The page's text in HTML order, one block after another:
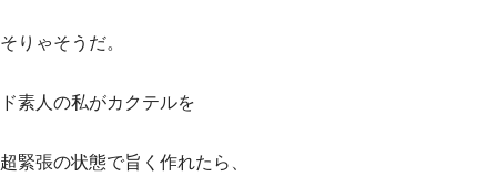
そりゃそうだ。
ド素人の私がカクテルを
超緊張の状態で旨く作れたら、